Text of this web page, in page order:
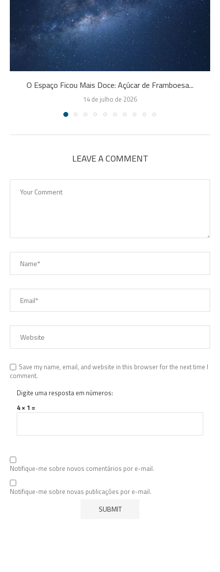
O Espaço Ficou Mais Doce: Açúcar de Framboesa...
14 de julho de 2026
LEAVE A COMMENT
Save my name, email, and website in this browser for the next time I
comment.
Digite uma resposta em números:
4 × 1 =
Notifique-me sobre novos comentários por e-mail.
Notifique-me sobre novas publicações por e-mail.